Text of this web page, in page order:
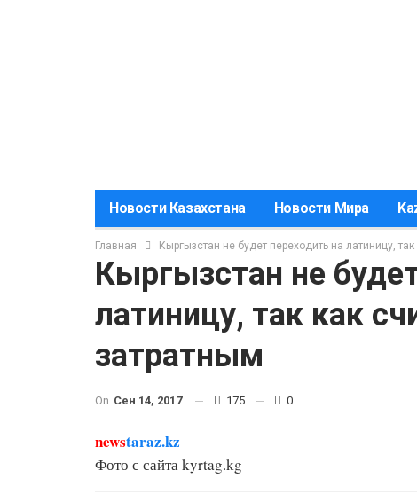
Новости Казахстана Новости Мира
Главная Кыргызстан не будет переходить на латиницу,
Кыргызстан не
латиницу, так как
затратным
On Сен 14, 2017 175 0
newstaraz.kz
Фото с сайта kyrtag.kg